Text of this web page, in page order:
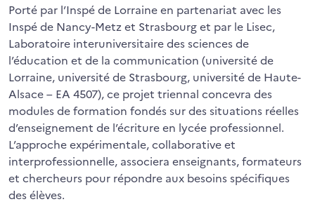
Porté par l’Inspé de Lorraine en partenariat avec les
Inspé de Nancy-Metz et Strasbourg et par le Lisec,
Laboratoire interuniversitaire des sciences de
l’éducation et de la communication (université de
Lorraine, université de Strasbourg, université de Haute-
Alsace – EA 4507), ce projet triennal concevra des
modules de formation fondés sur des situations réelles
d’enseignement de l’écriture en lycée professionnel.
L’approche expérimentale, collaborative et
interprofessionnelle, associera enseignants, formateurs
et chercheurs pour répondre aux besoins spécifiques
des élèves.